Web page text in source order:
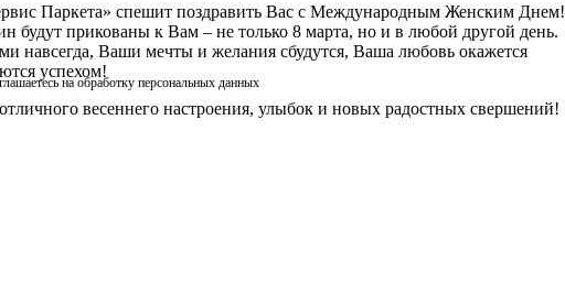
на обработку персональных данных
Паркета» спешит поздравить Вас с Международным Женским Днем!
будут прикованы к Вам – не только 8 марта, но и в любой другой день.
навсегда, Ваши мечты и желания сбудутся, Ваша любовь окажется
успехом!
весеннего настроения, улыбок и новых радостных свершений!